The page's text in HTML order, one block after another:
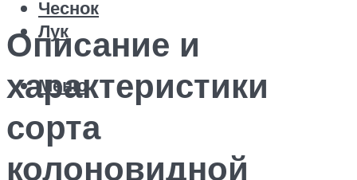
Чеснок
Лук
Меню
Описание и
характеристики
сорта
колоновидной